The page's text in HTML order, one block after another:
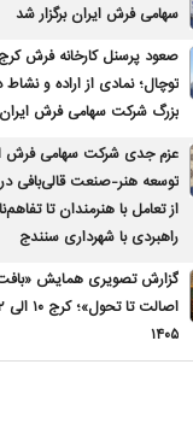
سهامی فرش ایران برگزار شد
صعود پرسنل کارخانه فرش
توچال؛ نمادی از اراده و نشاط
بزرگ شرکت سهامی فرش ایران
عزم جدی شرکت سهامی فرش
توسعه هنر-صنعت قالی‌بافی
از تعامل با هنرمندان تا
راهبردی با شهرداری سنندج
گزارش تصویری همایش «بافت
۱۴۰۵